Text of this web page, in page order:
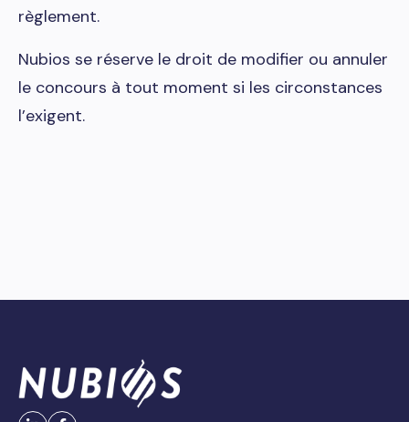
règlement.
Nubios se réserve le droit de modifier ou annuler
le concours à tout moment si les circonstances
l’exigent.